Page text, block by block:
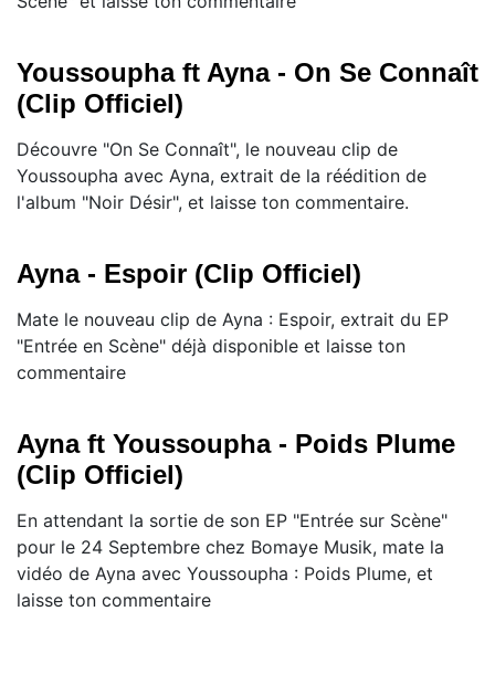
Youssoupha ft Ayna - On Se Connaît
(Clip Officiel)
Découvre "On Se Connaît", le nouveau clip de
Youssoupha avec Ayna, extrait de la réédition de
l'album "Noir Désir", et laisse ton commentaire.
Ayna - Espoir (Clip Officiel)
Mate le nouveau clip de Ayna : Espoir, extrait du EP
"Entrée en Scène" déjà disponible et laisse ton
commentaire
Ayna ft Youssoupha - Poids Plume
(Clip Officiel)
En attendant la sortie de son EP "Entrée sur Scène"
pour le 24 Septembre chez Bomaye Musik, mate la
vidéo de Ayna avec Youssoupha : Poids Plume, et
laisse ton commentaire